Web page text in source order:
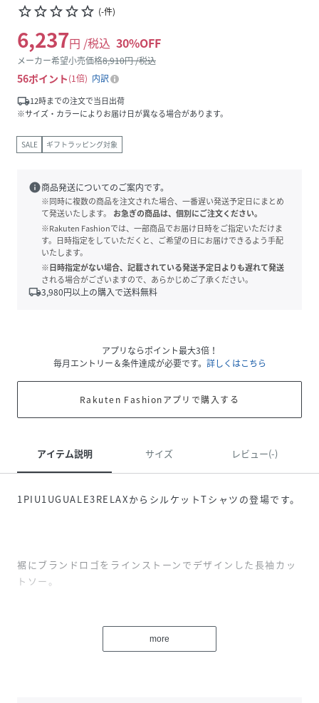
star_borderstar_borderstar_borderstar_borderstar_border (-件)
6,237円 /税込 30%OFF
メーカー希望小売価格8,910円 /税込
56ポイント 1倍
内訳
local_shipping12時までの注文で当日出荷
※サイズ・カラーによりお届け日が異なる場合があります。
SALE ギフトラッピング対象
info商品発送についてのご案内です。
※同時に複数の商品を注文された場合、一番遅い発送予定日にまとめ
て発送いたします。
お急ぎの商品は、個別にご注文ください。
※Rakuten Fashionでは、一部商品でお届け日時をご指定いただけま
す。日時指定をしていただくと、ご希望の日にお届けできるよう手配
いたします。
※日時指定がない場合、記載されている発送予定日よりも遅れて発送
される場合がございますので、あらかじめご了承ください。
local_shipping3,980円以上の購入で送料無料
アプリならポイント最大3倍！
毎月エントリー＆条件達成が必要です。 詳しくはこちら
Rakuten Fashionアプリで購入する
アイテム説明 サイズ レビュー(-)
1PIU1UGUALE3RELAXからシルケットTシャツの登場です。
裾にブランドロゴをラインストーンでデザインした長袖カッ
トソー。
more